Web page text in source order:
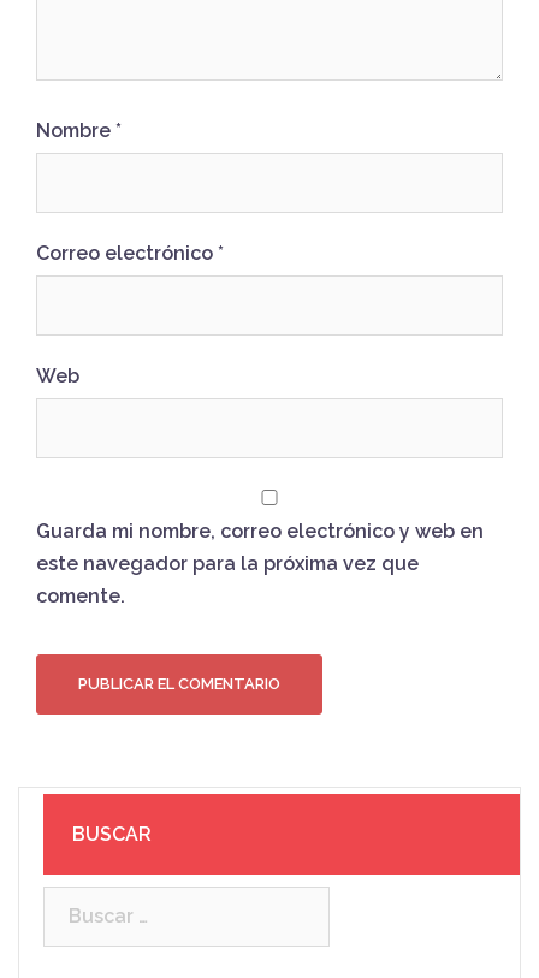
Nombre *
Correo electrónico *
Web
Guarda mi nombre, correo electrónico y web en
este navegador para la próxima vez que
comente.
BUSCAR